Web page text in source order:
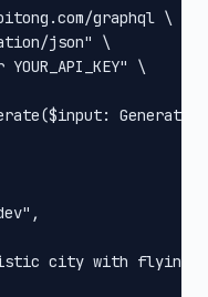
graphql \
json" \
YOUR_API_KEY" \
city with flying